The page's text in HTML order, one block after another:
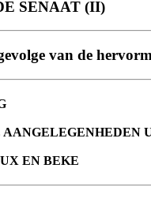
SENAAT (II)
van de
EN BEKE